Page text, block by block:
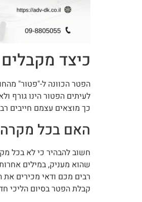
כיצד
הפטר הכוונה ל-"פטור"
לעיתים הפטור הינו גורף
כך מוצאים עצמם חייבים
האם בכל מקרה
חשוב להבהיר כי לא בכל
שהוא מעניק, במילים
רבים מכם ודאי מכירים
קבלת הפטר בסיום הליכי